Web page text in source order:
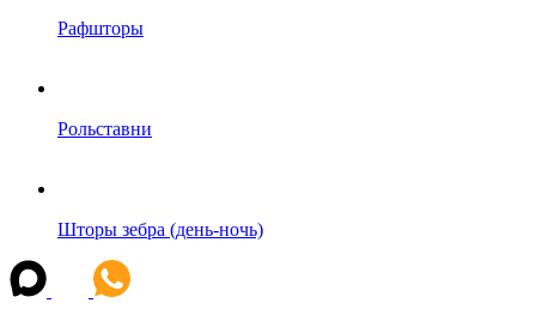
Рафшторы
Рольставни
Шторы зебра (день-ночь)